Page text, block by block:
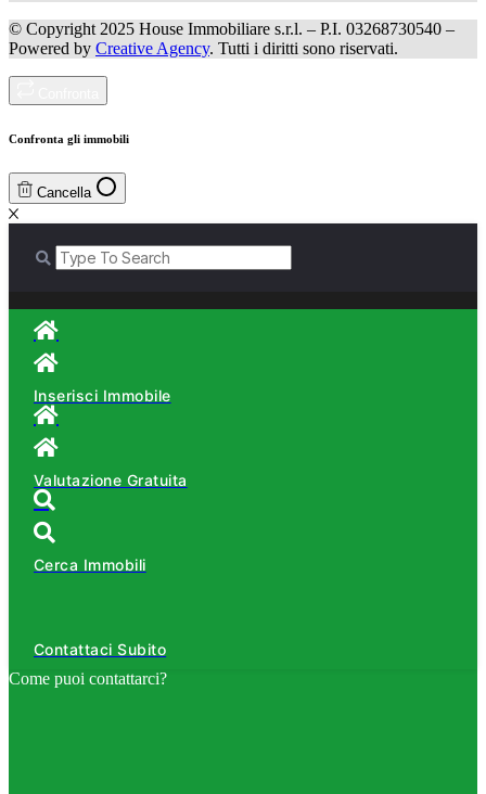
© Copyright 2025 House Immobiliare s.r.l. – P.I. 03268730540 –
Powered by Creative Agency. Tutti i diritti sono riservati.
Confronta gli immobili
Cancella
Inserisci Immobile
Valutazione Gratuita
Cerca Immobili
Contattaci Subito
Come puoi contattarci?